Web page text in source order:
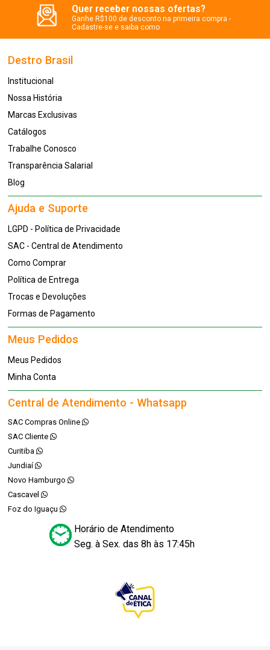
Quer receber nossas ofertas?
Ganhe R$100 de desconto na primeira compra -
Cadastre-se e saiba como
Destro Brasil
Institucional
Nossa História
Marcas Exclusivas
Catálogos
Trabalhe Conosco
Transparência Salarial
Blog
Ajuda e Suporte
LGPD - Política de Privacidade
SAC - Central de Atendimento
Como Comprar
Política de Entrega
Trocas e Devoluções
Formas de Pagamento
Meus Pedidos
Meus Pedidos
Minha Conta
Central de Atendimento - Whatsapp
SAC Compras Online
SAC Cliente
Curitiba
Jundiaí
Novo Hamburgo
Cascavel
Foz do Iguaçu
Horário de Atendimento
Seg. à Sex. das 8h às 17:45h